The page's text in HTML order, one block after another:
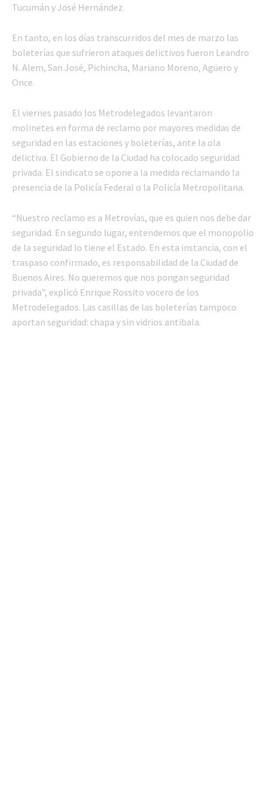
Tucumán y José Hernández.
En tanto, en los días transcurridos del mes de marzo las
boleterías que sufrieron ataques delictivos fueron Leandro
N. Alem, San José, Pichincha, Mariano Moreno, Agüero y
Once.
El viernes pasado los Metrodelegados levantaron
molinetes en forma de reclamo por mayores medidas de
seguridad en las estaciones y boleterías, ante la ola
delictiva. El Gobierno de la Ciudad ha colocado seguridad
privada. El sindicato se opone a la medida reclamando la
presencia de la Policía Federal o la Policía Metropolitana.
“Nuestro reclamo es a Metrovías, que es quien nos debe dar
seguridad. En segundo lugar, entendemos que el monopolio
de la seguridad lo tiene el Estado. En esta instancia, con el
traspaso confirmado, es responsabilidad de la Ciudad de
Buenos Aires. No queremos que nos pongan seguridad
privada”, explicó Enrique Rossito vocero de los
Metrodelegados. Las casillas de las boleterías tampoco
aportan seguridad: chapa y sin vidrios antibala.